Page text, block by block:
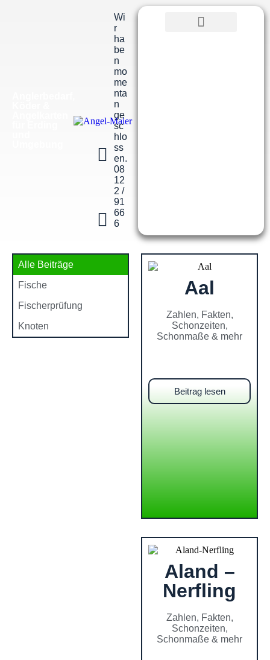
Wi
r
ha
be
n
mo
me
nta
n
ge
sc
hlo
ss
en.
08
12
2 /
91
66
6
Fische
Fischerprüfung
Knoten
Alle Beiträge
Aal
Zahlen, Fakten,
Schonzeiten,
Schonmaße & mehr
Beitrag lesen
Aland –
Nerfling
Zahlen, Fakten,
Schonzeiten,
Schonmaße & mehr